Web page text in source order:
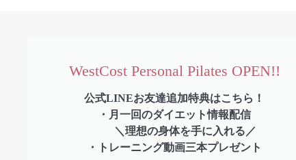
WestCost Personal Pilates OPEN!!
公式LINEお友達追加特典はこちら！
・月一回のダイエット情報配信
＼理想の身体を手に入れる／
・トレーニング動画三本プレゼント